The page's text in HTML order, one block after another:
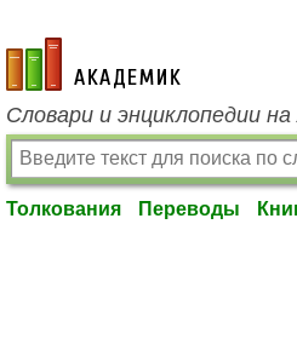
academic.ru
Словари и энциклопедии
Толкования Переводы